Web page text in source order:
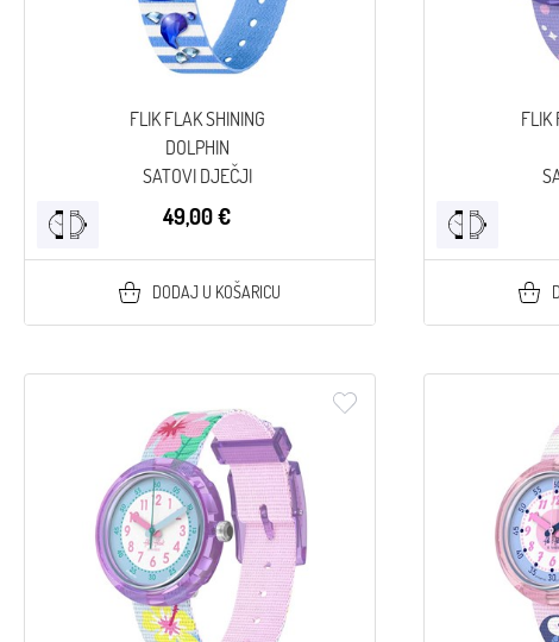
FLIK FLAK SHINING
DOLPHIN
SATOVI DJEČJI
49,00 €
DODAJ U KOŠARICU
FLIK